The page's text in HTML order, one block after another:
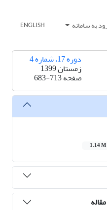
به سامانه ENGLISH
دوره 17، شماره 4
زمستان 1399
صفحه683-713
1.14 M